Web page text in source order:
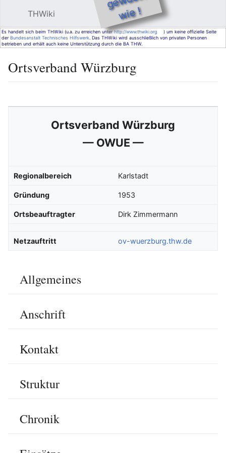
THWiki e !
Es handelt sich beim THWiki (u.a. zu erreichen unterhttp://www.thwiki.org
) um keine offizielle Seite
derBundesanstalt Technisches Hilfswerk. Das THWiki wird ausschließlich von privaten Personen
betrieben und erhält auch keine Unterstützung durch die BA THW.
Ortsverband Würzburg
Ortsverband Würzburg
— OWUE —
Regionalbereich Karlstadt
Gründung 1953
Ortsbeauftragter Dirk Zimmermann
Netzauftritt ov-wuerzburg.thw.de
Allgemeines
Anschrift
Kontakt
Struktur
Chronik